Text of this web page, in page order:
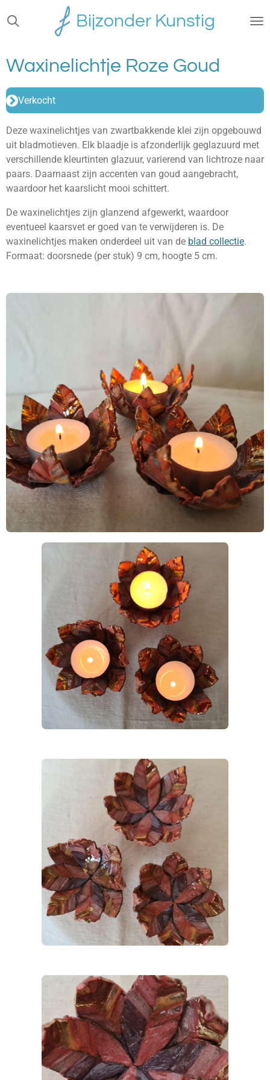
Ga
direct
hoofdinhoud
Bijzonder Kunstig
Waxinelichtje Roze Goud
Verkocht
Deze waxinelichtjes van zwartbakkende klei zijn opgebouwd
uit bladmotieven. Elk blaadje is afzonderlijk geglazuurd met
verschillende kleurtinten glazuur, varierend van lichtroze naar
paars. Daarnaast zijn accenten van goud aangebracht,
waardoor het kaarslicht mooi schittert.
De waxinelichtjes zijn glanzend afgewerkt, waardoor
eventueel kaarsvet er goed van te verwijderen is. De
waxinelichtjes maken onderdeel uit van de blad collectie.
Formaat: doorsnede (per stuk) 9 cm, hoogte 5 cm.